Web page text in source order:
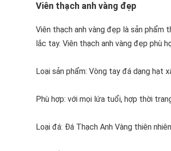
Viên thạch anh vàng đẹp
Viên thạch anh vàng đẹp là sản phẩm
lắc tay. Viên thạch anh vàng đẹp phù
Loại sản phẩm: Vòng tay đá dạng hạt
Phù hợp: với mọi lứa tuổi, hợp thời
Loại đá: Đá Thạch Anh Vàng thiên nhiên